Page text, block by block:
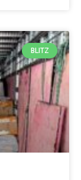
BLITZ